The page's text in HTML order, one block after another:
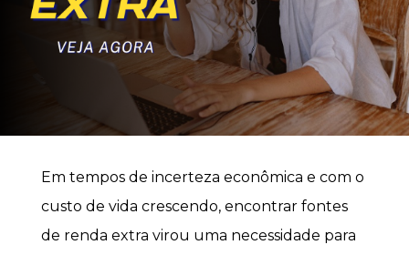
Em tempos de incerteza econômica e com o
custo de vida crescendo, encontrar fontes
de renda extra virou uma necessidade para